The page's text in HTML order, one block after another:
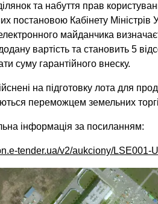
та набуття прав
постановою Кабінету
майданчика
вартість та становить 5
суму гарантійного внеску.
на підготовку лота для
переможцем земельних
інформація за посиланням:
tender.ua/v2/aukciony/LSE001-